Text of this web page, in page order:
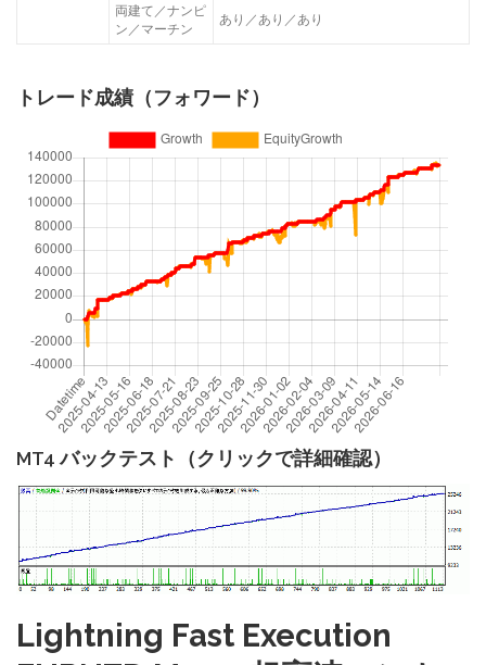
両建て／ナンピ
ン／マーチン
あり／あり／あり
トレード成績（フォワード）
MT4 バックテスト（クリックで詳細確認）
Lightning Fast Execution